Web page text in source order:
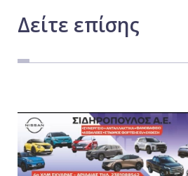
Δείτε επίσης